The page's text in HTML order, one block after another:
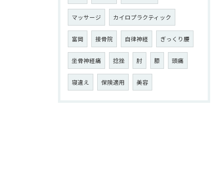
マッサージ カイロプラクティック
富岡 接骨院 自律神経 ぎっくり腰
坐骨神経痛 捻挫 肘 膝 頭痛
寝違え 保険適用 美容